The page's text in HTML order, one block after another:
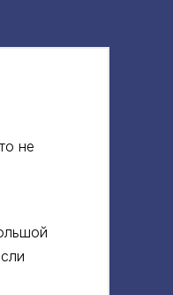
не